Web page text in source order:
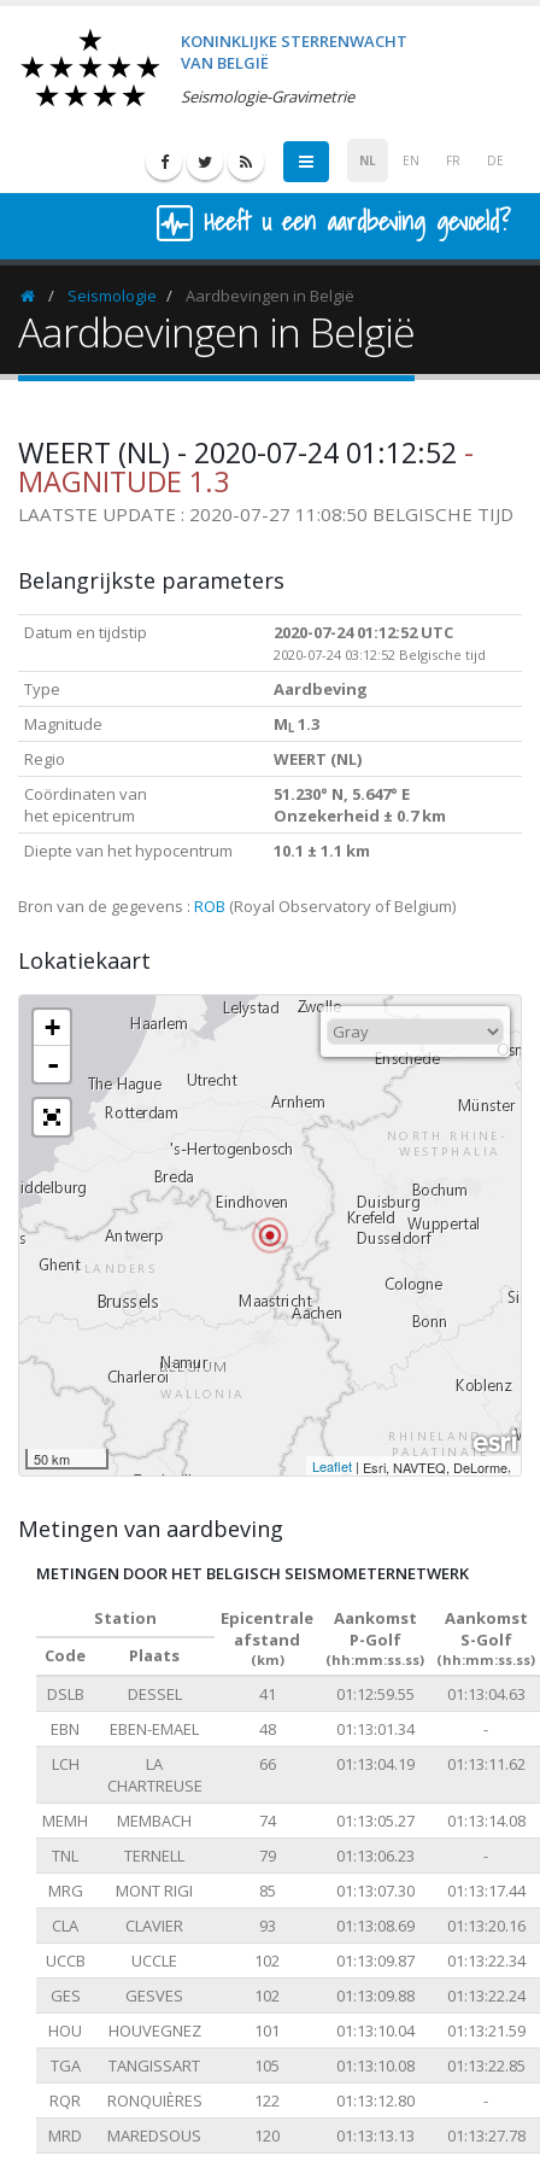
KONINKLIJKE STERRENWACHT
VAN BELGIË
Seismologie-Gravimetrie
NL EN FR DE
Heeft u een aardbeving gevoeld?
HomepageSeismologie Aardbevingen in België
Aardbevingen in België
WEERT (NL) - 2020-07-24 01:12:52 -
MAGNITUDE 1.3
LAATSTE UPDATE : 2020-07-27 11:08:50 BELGISCHE TIJD
Belangrijkste parameters
Datum en tijdstip 2020-07-24 01:12:52 UTC
2020-07-24 03:12:52 Belgische tijd
Type
Aardbeving
Magnitude
M L 1.3
Regio
WEERT (NL)
Coördinaten van
het epicentrum
51.230° N, 5.647° E
Onzekerheid ± 0.7 km
Diepte van het hypocentrum
10.1 ± 1.1 km
Bron van de gegevens : ROB (Royal Observatory of Belgium)
Lokatiekaart
+
-
50 km Leaflet | Esri, NAVTEQ, DeLorme,
Metingen van aardbeving
METINGEN DOOR HET BELGISCH SEISMOMETERNETWERK
Station
Epicentrale
afstand
(km)
Aankomst
P-Golf
(hh:mm:ss.ss)
Aankomst
S-Golf
(hh:mm:ss.ss)
Code
Plaats
DSLB
DESSEL 41 01:12:59.55
01:13:04.63
EBN
EBEN-EMAEL 48 01:13:01.34
-
LCH
LA
CHARTREUSE
66 01:13:04.19 01:13:11.62
MEMH MEMBACH 74 01:13:05.27
01:13:14.08
TNL
TERNELL 79 01:13:06.23
-
MRG
MONT RIGI 85 01:13:07.30
01:13:17.44
CLA
CLAVIER 93 01:13:08.69
01:13:20.16
UCCB
UCCLE 102 01:13:09.87
01:13:22.34
GES
GESVES 102 01:13:09.88
01:13:22.24
HOU
HOUVEGNEZ 101 01:13:10.04
01:13:21.59
TGA
TANGISSART 105 01:13:10.08
01:13:22.85
RQR
RONQUIÈRES 122 01:13:12.80
-
MRD
MAREDSOUS 120 01:13:13.13
01:13:27.78